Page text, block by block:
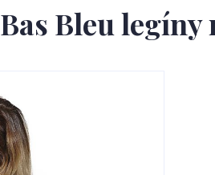
Bas Bleu legíny